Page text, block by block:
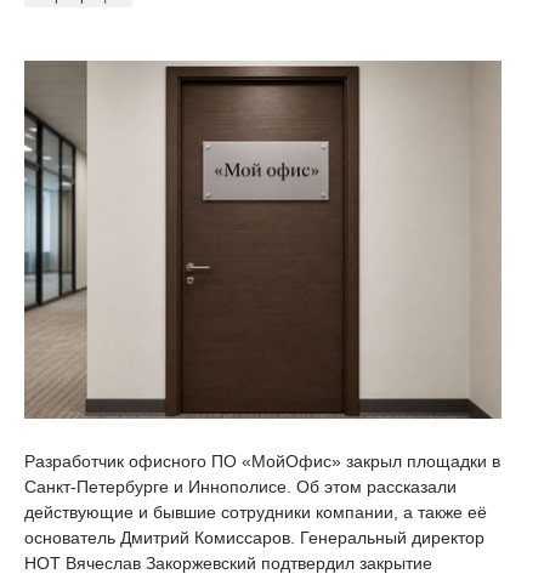
Разработчик офисного ПО «МойОфис» закрыл площадки в
Санкт-Петербурге и Иннополисе. Об этом рассказали
действующие и бывшие сотрудники компании, а также её
основатель Дмитрий Комиссаров. Генеральный директор
НОТ Вячеслав Закоржевский подтвердил закрытие